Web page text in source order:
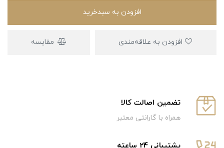
افزودن به سبدخرید
مقایسه
تضمین اصالت کالا
همراه با گارانتی معتبر
پشتیبانی 24 ساعته